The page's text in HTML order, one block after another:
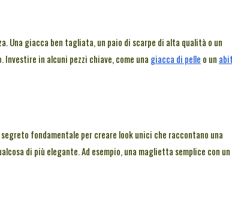
Una giacca ben tagliata, un paio di scarpe di alta qualità o un
in alcuni pezzi chiave, come una giacca di pelle o un
fondamentale per creare look unici che raccontano una
di più elegante. Ad esempio, una maglietta semplice con un